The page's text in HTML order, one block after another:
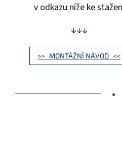
v odkazu níže ke
↓↓↓
>> MONTÁŽNÍ NÁVOD <<
•